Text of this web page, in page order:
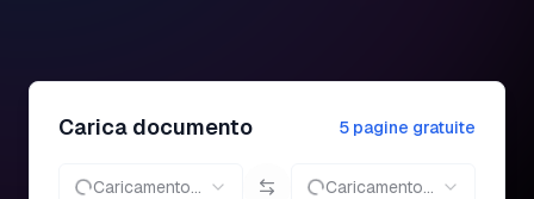
Carica documento 5 pagine gratuite
Caricamento... Caricamento...